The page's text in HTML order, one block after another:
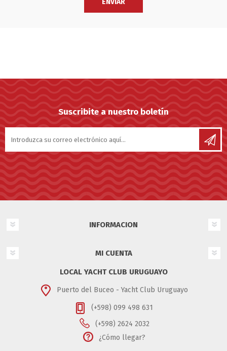
Suscribite a nuestro boletín
INFORMACION
MI CUENTA
LOCAL YACHT CLUB URUGUAYO
Puerto del Buceo - Yacht Club Uruguayo
(+598) 099 498 631
(+598) 2624 2032
¿Cómo llegar?